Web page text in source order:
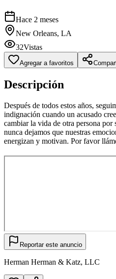
Hace 2 meses
New Orleans, LA
32Vistas
Agregar a favoritos
Descripción
Después de todos estos años,
indignación cuando un acusado
cambiar la vida de otra persona por
nunca dejamos que nuestras
energizan y motivan. Por favor
Reportar este anuncio
Herman Herman & Katz, LLC